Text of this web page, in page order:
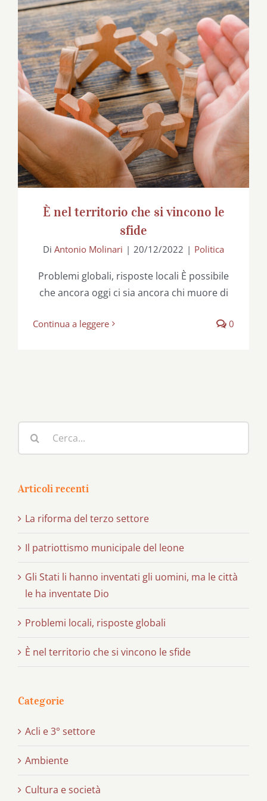
È nel territorio che si vincono le sfide
È nel territorio che si vincono le
sfide
Di Antonio Molinari | 20/12/2022 | Politica
Problemi globali, risposte locali È possibile
che ancora oggi ci sia ancora chi muore di
Continua a leggere 0
per:
Articoli recenti
La riforma del terzo settore
Il patriottismo municipale del leone
Gli Stati li hanno inventati gli uomini, ma le città
le ha inventate Dio
Problemi locali, risposte globali
È nel territorio che si vincono le sfide
Categorie
Acli e 3° settore
Ambiente
Cultura e società